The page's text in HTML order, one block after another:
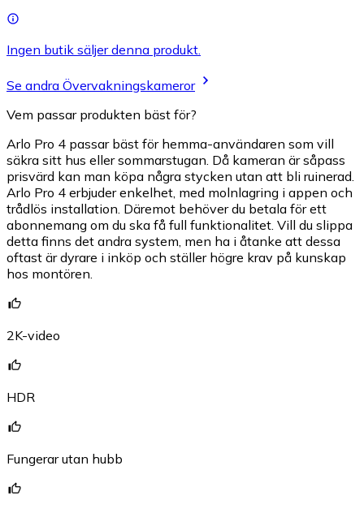
Ingen butik säljer denna produkt.
Se andra Övervakningskameror
Vem passar produkten bäst för?
Arlo Pro 4 passar bäst för hemma-användaren som vill
säkra sitt hus eller sommarstugan. Då kameran är såpass
prisvärd kan man köpa några stycken utan att bli ruinerad.
Arlo Pro 4 erbjuder enkelhet, med molnlagring i appen och
trådlös installation. Däremot behöver du betala för ett
abonnemang om du ska få full funktionalitet. Vill du slippa
detta finns det andra system, men ha i åtanke att dessa
oftast är dyrare i inköp och ställer högre krav på kunskap
hos montören.
2K-video
HDR
Fungerar utan hubb